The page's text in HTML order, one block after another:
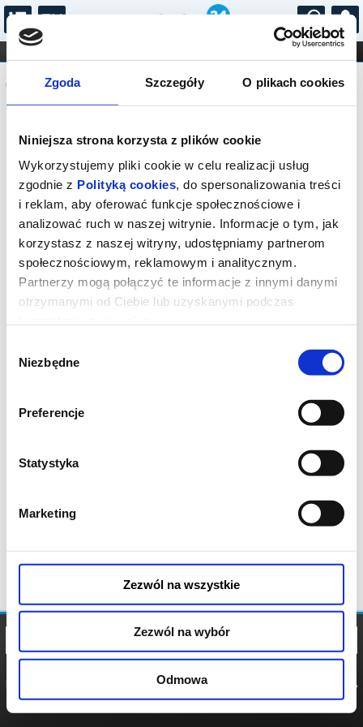
Zgoda Szczegóły O plikach cookies
Niniejsza strona korzysta z plików cookie
Wykorzystujemy pliki cookie w celu realizacji usług
zgodnie z Polityką cookies, do spersonalizowania treści
i reklam, aby oferować funkcje społecznościowe i
analizować ruch w naszej witrynie. Informacje o tym, jak
korzystasz z naszej witryny, udostępniamy partnerom
społecznościowym, reklamowym i analitycznym.
Partnerzy mogą połączyć te informacje z innymi danymi
otrzymanymi od Ciebie lub uzyskanymi podczas
zgody
Niezbędne
Preferencje
Statystyka
Marketing
Zezwól na wszystkie
Zezwól na wybór
Odmowa
...
FILHARMONIA OPERA I BALET
STAND-UP
DLA DZIECI
Komunikat
Sprzedaż biletów on-line na wydarzenie
została zakończona.
POLITYKA
POLITYKA